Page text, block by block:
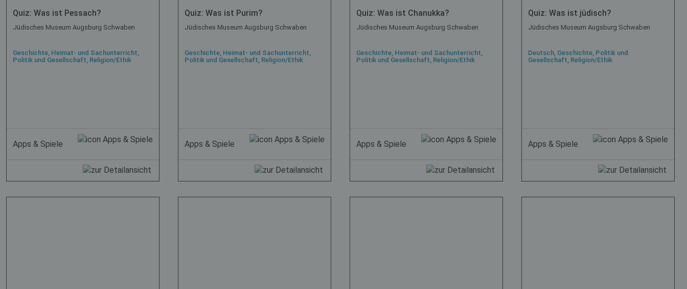
Quiz: Was ist Pessach?
Jüdisches Museum Augsburg Schwaben
Geschichte, Heimat- und Sachunterricht,
Politik und Gesellschaft, Religion/Ethik
Apps & Spiele
Quiz: Was ist Purim?
Jüdisches Museum Augsburg Schwaben
Geschichte, Heimat- und Sachunterricht,
Politik und Gesellschaft, Religion/Ethik
Apps & Spiele
Quiz: Was ist Chanukka?
Jüdisches Museum Augsburg Schwaben
Geschichte, Heimat- und Sachunterricht,
Politik und Gesellschaft, Religion/Ethik
Apps & Spiele
Quiz: Was ist jüdisch?
Jüdisches Museum Augsburg Schwaben
Deutsch, Geschichte, Politik und
Gesellschaft, Religion/Ethik
Apps & Spiele